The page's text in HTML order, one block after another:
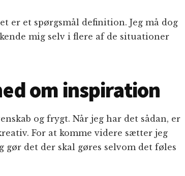
er et spørgsmål definition. Jeg må dog
mig selv i flere af de situationer
om inspiration
og frygt. Når jeg har det sådan, er
For at komme videre sætter jeg
gør det der skal gøres selvom det føles